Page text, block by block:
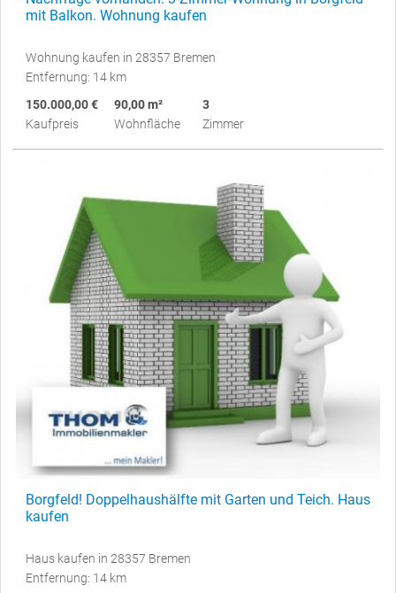
mit Balkon. Wohnung kaufen
Wohnung kaufen in 28357 Bremen
Entfernung: 14 km
150.000,00 €
Kaufpreis
90,00 m²
Wohnfläche
3
Zimmer
Borgfeld! Doppelhaushälfte mit Garten und Teich. Haus
kaufen
Haus kaufen in 28357 Bremen
Entfernung: 14 km